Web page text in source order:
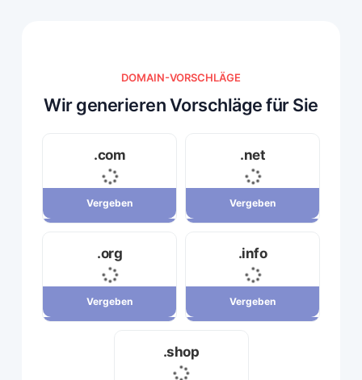
DOMAIN-VORSCHLÄGE
Wir generieren Vorschläge für Sie
.com
Vergeben
.net
Vergeben
.org
Vergeben
.info
Vergeben
.shop